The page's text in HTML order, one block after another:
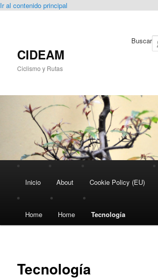
Ir al contenido principal
CIDEAM
Ciclismo y Rutas
Buscar
Inicio About Cookie Policy (EU)
Home Home Tecnología
Tecnología